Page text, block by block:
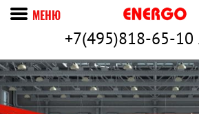
+7(495)818-65-10
МЕНЮ